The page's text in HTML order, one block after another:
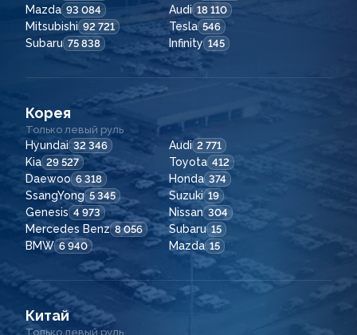
Mazda 93 084 Audi 18 110
Mitsubishi 92 721 Tesla 546
Subaru 75 838 Infinity 145
Корея
Только левый руль
Hyundai 32 346 Audi 2 771
Kia 29 527 Toyota 412
Daewoo 6 318 Honda 374
SsangYong 5 345 Suzuki 19
Genesis 4 973 Nissan 304
Mercedes Benz 8 056 Subaru 15
BMW 6 940 Mazda 15
Китай
Только левый руль